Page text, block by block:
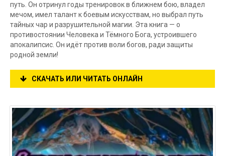
путь. Он отринул годы тренировок в ближнем бою, владел
мечом, имел талант к боевым искусствам, но выбрал путь
тайных чар и разрушительной магии. Эта книга — о
противостоянии Человека и Тёмного Бога, устроившего
апокалипсис. Он идёт против воли богов, ради защиты
родной земли!
СКАЧАТЬ ИЛИ ЧИТАТЬ ОНЛАЙН